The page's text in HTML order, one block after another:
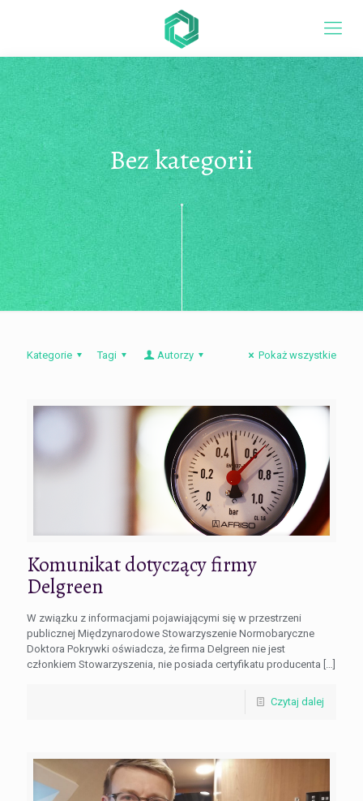
Bez kategorii
Kategorie Tagi Autorzy Pokaż wszystkie
Komunikat dotyczący firmy
Delgreen
W związku z informacjami pojawiającymi się w przestrzeni
publicznej Międzynarodowe Stowarzyszenie Normobaryczne
Doktora Pokrywki oświadcza, że firma Delgreen nie jest
członkiem Stowarzyszenia, nie posiada certyfikatu producenta […]
Czytaj dalej